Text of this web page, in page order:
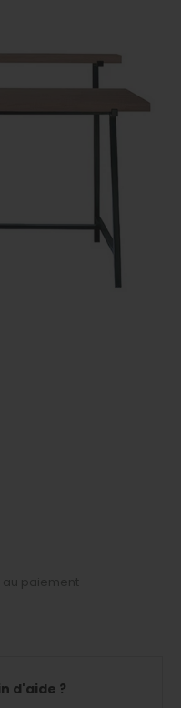
au paiement
d'aide ?